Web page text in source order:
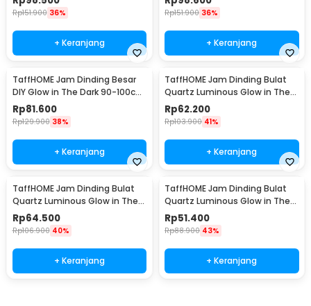
Rp151.900 36%
+ Keranjang
Rp151.900 36%
+ Keranjang
TaffHOME Jam Dinding Besar
DIY Glow in The Dark 90-100cm
- JM-03
Rp81.600
Rp129.900 38%
+ Keranjang
TaffHOME Jam Dinding Bulat
Quartz Luminous Glow in The
Dark 30cm MDB1
Rp62.200
Rp103.900 41%
+ Keranjang
TaffHOME Jam Dinding Bulat
Quartz Luminous Glow in The
Dark 30cm MDB3
Rp64.500
Rp106.900 40%
+ Keranjang
TaffHOME Jam Dinding Bulat
Quartz Luminous Glow in The
Dark 30cm MDB4
Rp51.400
Rp88.900 43%
+ Keranjang